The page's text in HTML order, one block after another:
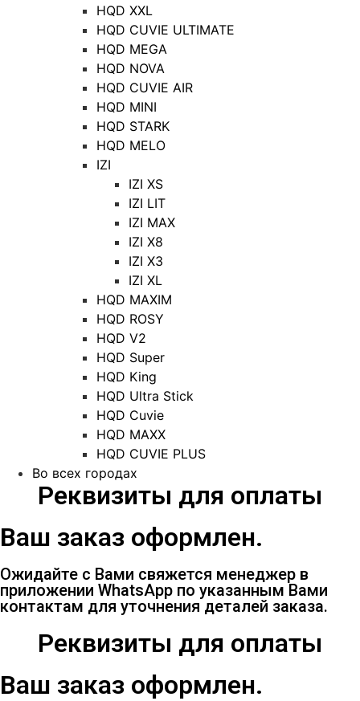
HQD XXL
HQD CUVIE ULTIMATE
HQD MEGA
HQD NOVA
HQD CUVIE AIR
HQD MINI
HQD STARK
HQD MELO
IZI
IZI XS
IZI LIT
IZI MAX
IZI X8
IZI X3
IZI XL
HQD MAXIM
HQD ROSY
HQD V2
HQD Super
HQD King
HQD Ultra Stick
HQD Cuvie
HQD MAXX
HQD CUVIE PLUS
Во всех городах
Реквизиты для оплаты
Ваш заказ оформлен.
Ожидайте с Вами свяжется менеджер в
приложении WhatsApp по указанным Вами
контактам для уточнения деталей заказа.
Реквизиты для оплаты
Ваш заказ оформлен.